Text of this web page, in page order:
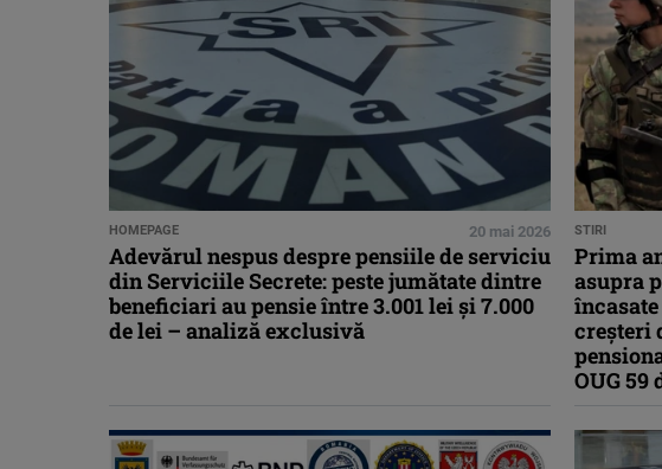
HOMEPAGE 20 mai 2026
Adevărul nespus despre pensiile de serviciu
din Serviciile Secrete: peste jumătate dintre
beneficiari au pensie între 3.001 lei şi 7.000
de lei – analiză exclusivă
STIRI
Prima
asupra
creşteri
OUG 59